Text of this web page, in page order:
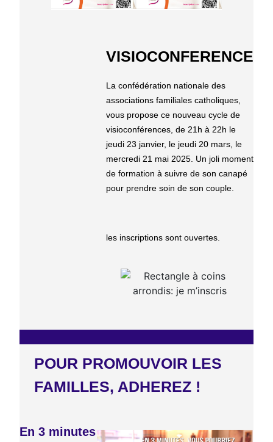
VISIOCONFERENCE
La confédération nationale des
associations familiales catholiques,
vous propose ce nouveau cycle de
visioconférences, de 21h à 22h le
jeudi 23 janvier, le jeudi 20 mars, le
mercredi 21 mai 2025. Un joli moment
de formation à suivre de son canapé
pour prendre soin de son couple.
les inscriptions sont ouvertes.
POUR PROMOUVOIR LES
FAMILLES, ADHEREZ !
En 3 minutes